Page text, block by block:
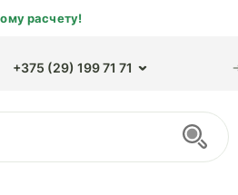
расчету!
+375 (29) 199 71 71